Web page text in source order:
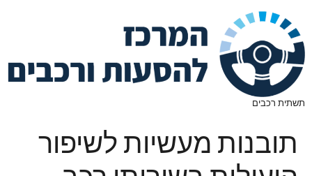
תשתית רכבים
תובנות מעשיות לשיפור